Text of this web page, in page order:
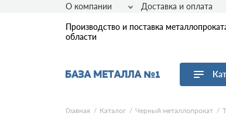
Производство и поставка
области
Перейти в каталог
О компании Доставка и оплата
Главная Каталог Черный металлопрокат